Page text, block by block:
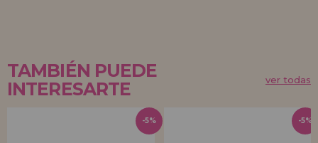
TAMBIÉN PUEDE
INTERESARTE
ver todas
-5% -5%